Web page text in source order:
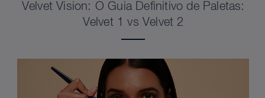
Velvet Vision: O Guia Definitivo de Paletas:
Velvet 1 vs Velvet 2